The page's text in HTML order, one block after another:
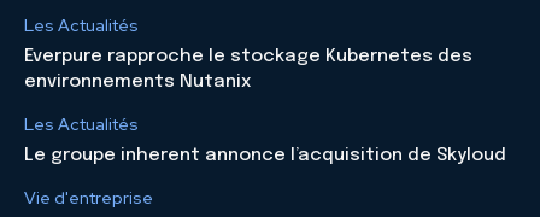
Les Actualités
Everpure rapproche le stockage Kubernetes des
environnements Nutanix
Les Actualités
Le groupe inherent annonce l’acquisition de Skyloud
Vie d'entreprise